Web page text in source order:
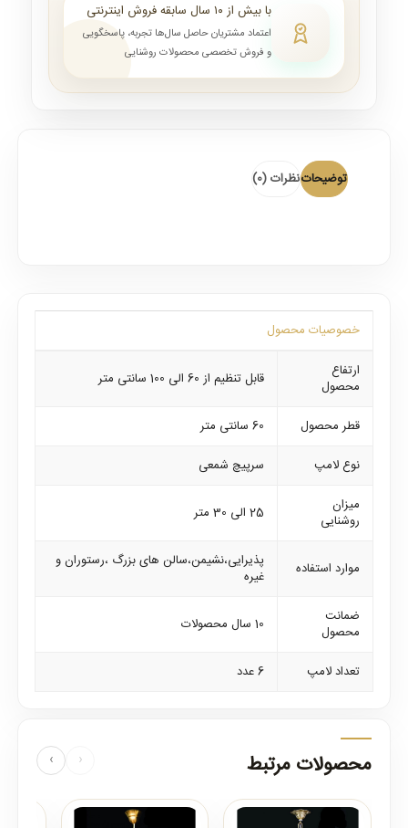
با بیش از ۱۰ سال سابقه فروش اینترنتی
اعتماد مشتریان حاصل سال‌ها تجربه، پاسخگویی
و فروش تخصصی محصولات روشنایی
توضیحاتنظرات (0)
خصوصیات محصول
ارتفاع
محصول
قابل تنظیم از 60 الی 100 سانتی متر
قطر محصول
60 سانتی متر
نوع لامپ
سرپیچ شمعی
میزان
روشنایی
25 الی 30 متر
موارد استفاده
پذیرایی،نشیمن،سالن های بزرگ ،رستوران و
غیره
ضمانت
محصول
10 سال محصولات
تعداد لامپ 6 عدد
محصولات مرتبط ‹
›